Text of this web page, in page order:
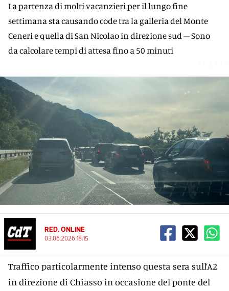
La partenza di molti vacanzieri per il lungo fine
settimana sta causando code tra la galleria del Monte
Ceneri e quella di San Nicolao in direzione sud – Sono
da calcolare tempi di attesa fino a 50 minuti
RED. ONLINE
03.06.2026 18:15
Traffico particolarmente intenso questa sera sull’A2
in direzione di Chiasso in occasione del ponte del